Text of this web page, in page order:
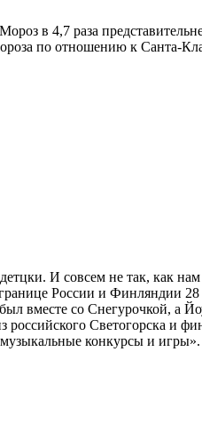
в 4,7 раза
по отношению к Санта-
И совсем не так, как
России и Финляндии 28
вместе со Снегурочкой, а
российского Светогорска и
конкурсы и игры».